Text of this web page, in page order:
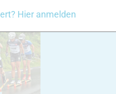
Hier anmelden